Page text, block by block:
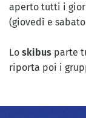
aperto tutti i
(giovedì e
Lo skibus parte
riporta poi i